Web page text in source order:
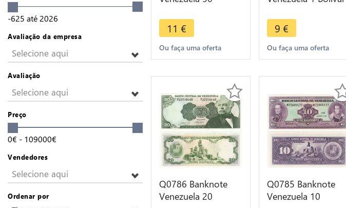
-625 até 2026
Avaliação da empresa
Selecione aqui
Avaliação
Selecione aqui
Preço
0€ - 109000€
Vendedores
Selecione aqui
Ordenar por
Bello 1995 -> Make
offer
11 €
Ou faça uma oferta
-> Make offer
9 €
Ou faça uma oferta
Q0786 Banknote
Venezuela 20
Q0785 Banknote
Venezuela 10